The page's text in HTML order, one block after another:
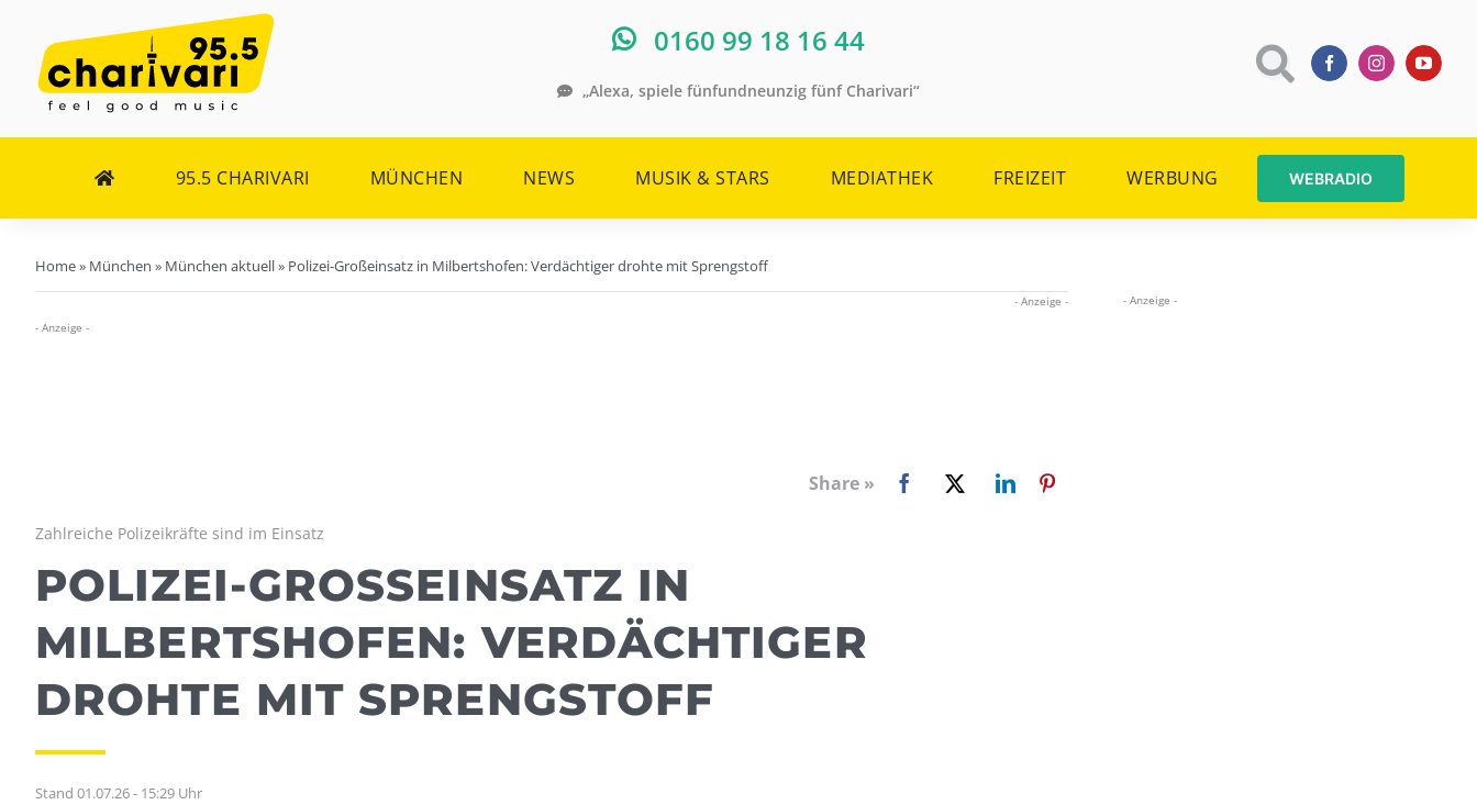
Inhalt
springen
0160 99 18 16 44
„Alexa, spiele fünfundneunzig fünf Charivari“
95.5 CHARIVARI MÜNCHEN NEWS MUSIK & STARS MEDIATHEK FREIZEIT WERBUNG WEBRADIO
Home» München » München aktuell» Polizei-Großeinsatz in Milbertshofen: Verdächtiger drohte mit Sprengstoff
- Anzeige -
- Anzeige -
Share »
Zahlreiche Polizeikräfte sind im Einsatz
POLIZEI-GROSSEINSATZ IN M
ILBERTSHOFEN: VERDÄCHTIGER D
ROHTE MIT SPRENGSTOFF
Stand 01.07.26 - 15:29 Uhr
- Anzeige -